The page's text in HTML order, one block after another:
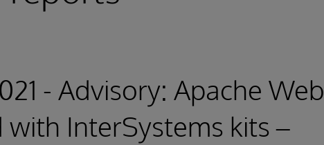
- Advisory: Apache Web
InterSystems kits –